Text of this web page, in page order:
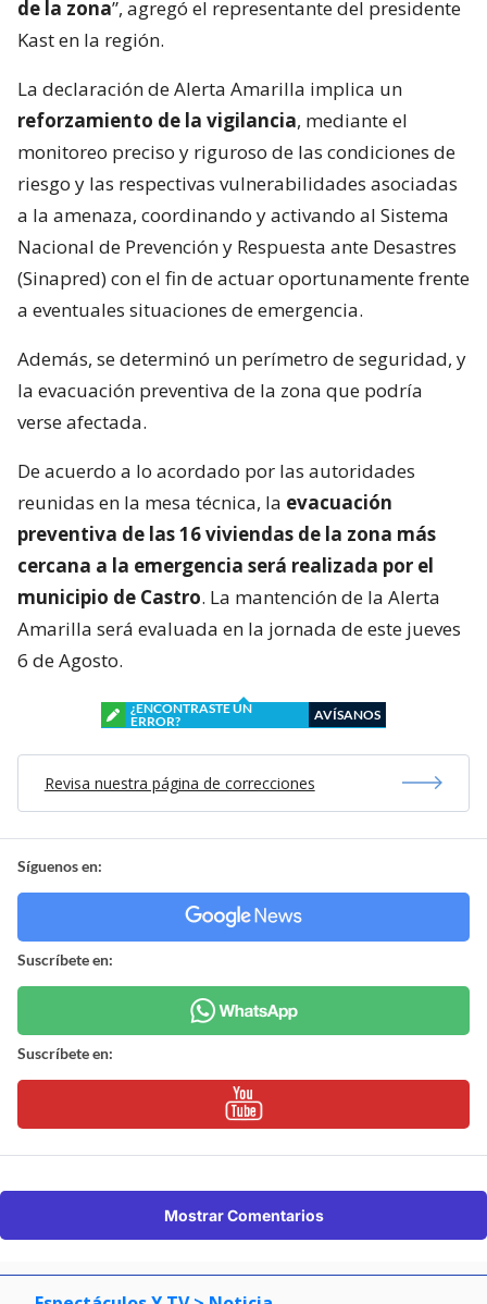
de la zona”, agregó el representante del presidente
Kast en la región.
La declaración de Alerta Amarilla implica un
reforzamiento de la vigilancia, mediante el
monitoreo preciso y riguroso de las condiciones de
riesgo y las respectivas vulnerabilidades asociadas
a la amenaza, coordinando y activando al Sistema
Nacional de Prevención y Respuesta ante Desastres
(Sinapred) con el fin de actuar oportunamente frente
a eventuales situaciones de emergencia.
Además, se determinó un perímetro de seguridad, y
la evacuación preventiva de la zona que podría
verse afectada.
De acuerdo a lo acordado por las autoridades
reunidas en la mesa técnica, la evacuación
preventiva de las 16 viviendas de la zona más
cercana a la emergencia será realizada por el
municipio de Castro. La mantención de la Alerta
Amarilla será evaluada en la jornada de este jueves
6 de Agosto.
¿ENCONTRASTE UN
ERROR?
AVÍSANOS
Revisa nuestra página de correcciones
Síguenos en:
Suscríbete en:
Suscríbete en:
Mostrar Comentarios